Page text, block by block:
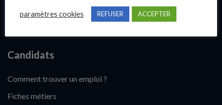
Candidats
Comment trouver un emploi ?
Fiches métiers
paramètres cookies REFUSER ACCEPTER